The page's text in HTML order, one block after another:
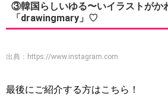
③韓国らしいゆる〜いイラストがか
「drawingmary」♡
出典： https://www.instagram.com
最後にご紹介する方はこちら！